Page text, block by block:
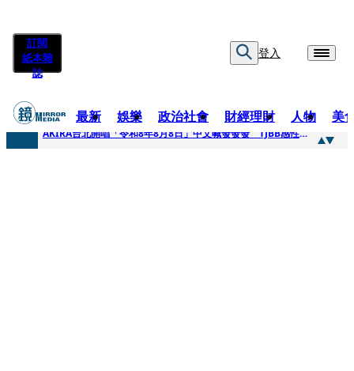
訂閱
紙本雜
誌
登入
最新 娛樂 政治社會 財經理財 人物 美
快訊
AKIRA台北開唱「令和8年8月8日」中文喊發發發 TJBB感性喊「謝謝AKIRA桑」